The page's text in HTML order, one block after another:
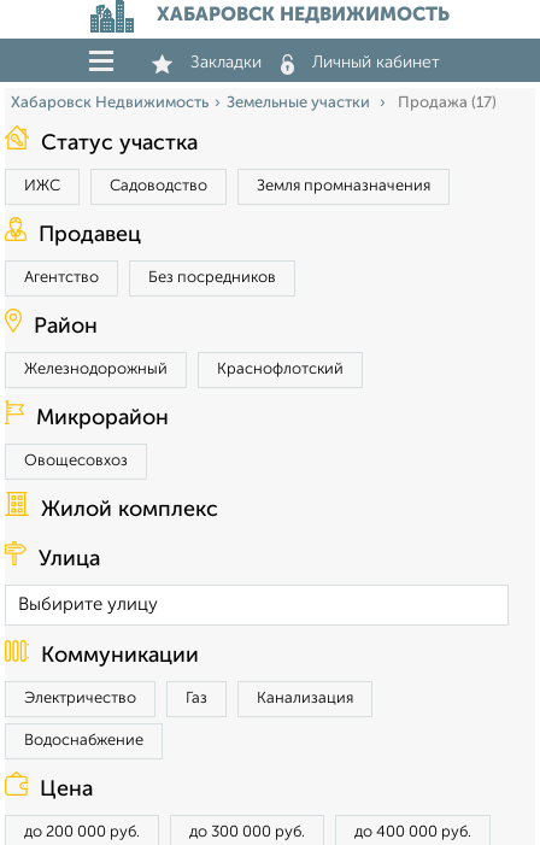
ХАБАРОВСК НЕДВИЖИМОСТЬ
Закладки Личный кабинет
Хабаровск Недвижимость Земельные участки Продажа (17)
Статус участка
ИЖС Садоводство Земля промназначения
Продавец
Агентство Без посредников
Район
Железнодорожный Краснофлотский
Микрорайон
Овощесовхоз
Жилой комплекс
Улица
Коммуникации
Электричество Газ Канализация
Водоснабжение
Цена
до 200 000 руб. до 300 000 руб. до 400 000 руб.